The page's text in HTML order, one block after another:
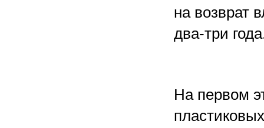
на возврат
два-три
На первом